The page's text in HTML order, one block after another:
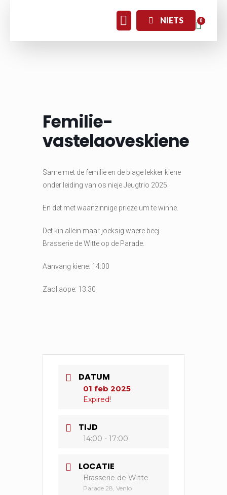
NIETS
Femilie-
vastelaoveskiene
Same met de femilie en de blage lekker kiene
onder leiding van os nieje Jeugtrio 2025.
En det met waanzinnige prieze um te winne.
Det kin allein maar joeksig waere beej
Brasserie de Witte op de Parade.
Aanvang kiene: 14.00
Zaol aope: 13.30
DATUM
01 feb 2025
Expired!
TIJD
14:00 - 17:00
LOCATIE
Brasserie de Witte
Parade 28, Venlo